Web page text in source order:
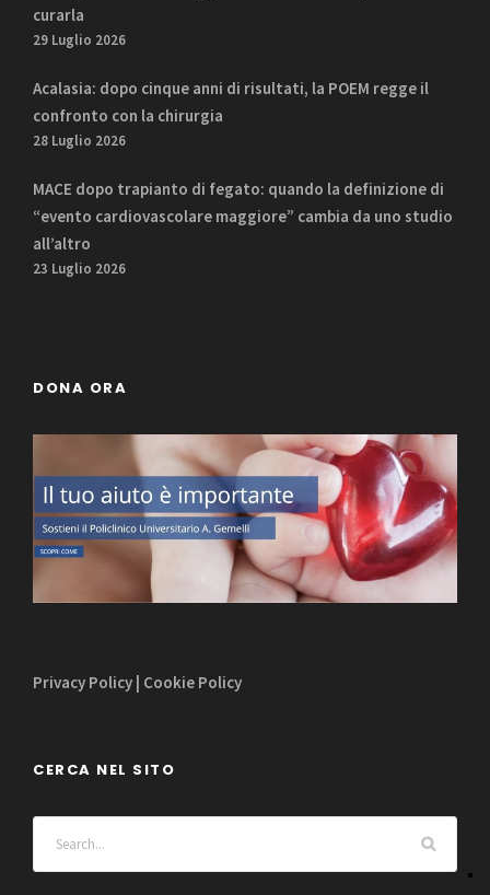
curarla
29 Luglio 2026
Acalasia: dopo cinque anni di risultati, la POEM regge il
confronto con la chirurgia
28 Luglio 2026
MACE dopo trapianto di fegato: quando la definizione di
“evento cardiovascolare maggiore” cambia da uno studio
all’altro
23 Luglio 2026
DONA ORA
Privacy Policy | Cookie Policy
CERCA NEL SITO